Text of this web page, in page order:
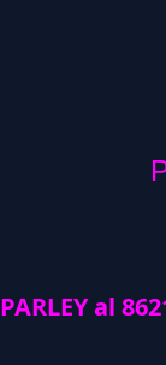
PARLEY al